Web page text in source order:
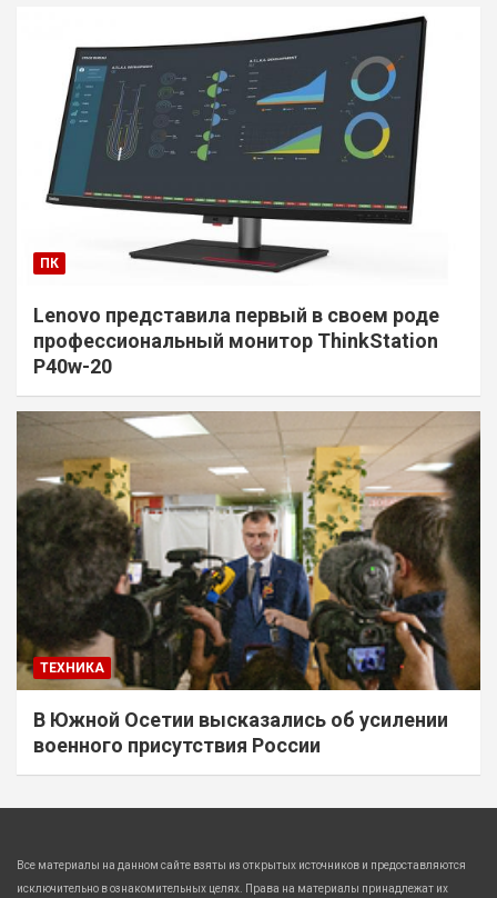
ПК
Lenovo представила первый в своем роде
профессиональный монитор ThinkStation
P40w-20
ТЕХНИКА
В Южной Осетии высказались об усилении
военного присутствия России
Все материалы на данном сайте взяты из открытых источников и предоставляются
исключительно в ознакомительных целях. Права на материалы принадлежат их